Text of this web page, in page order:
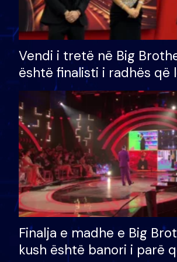
Vendi i tretë në Big
është finalisti i radhës që
Finalja e madhe e Big
kush është banori i parë